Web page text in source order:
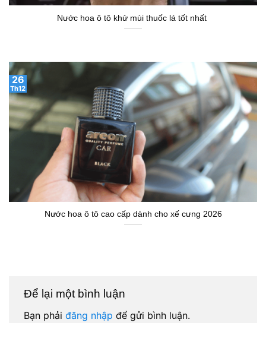
Nước hoa ô tô khử mùi thuốc lá tốt nhất
Nước hoa ô tô cao cấp dành cho xế cưng 2026
26
Th12
Để lại một bình luận
Bạn phải đăng nhập để gửi bình luận.